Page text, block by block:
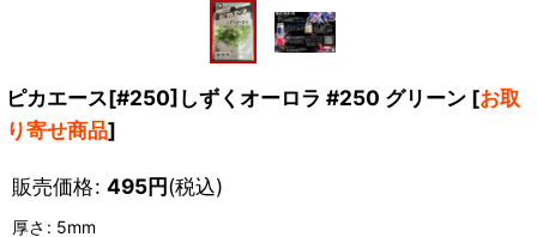
ピカエース[#250]しずくオーロラ #250 グリーン [お取
り寄せ商品]
販売価格: 495円(税込)
厚さ : 5mm